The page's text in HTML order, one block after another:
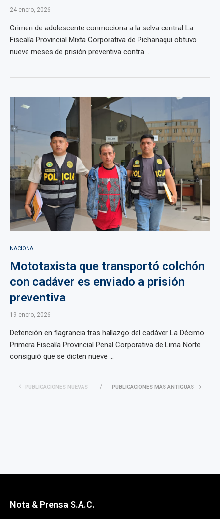
24 enero, 2026
Crimen de adolescente conmociona a la selva central La
Fiscalía Provincial Mixta Corporativa de Pichanaqui obtuvo
nueve meses de prisión preventiva contra ...
NACIONAL
Mototaxista que transportó colchón
con cadáver es enviado a prisión
preventiva
19 enero, 2026
Detención en flagrancia tras hallazgo del cadáver La Décimo
Primera Fiscalía Provincial Penal Corporativa de Lima Norte
consiguió que se dicten nueve ...
PUBLICACIONES NUEVAS PUBLICACIONES MÁS ANTIGUAS
Nota & Prensa S.A.C.